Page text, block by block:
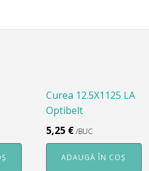
Curea 12.5X1125 LA
Optibelt
5,25 €/BUC
ADAUGĂ ÎN COȘ